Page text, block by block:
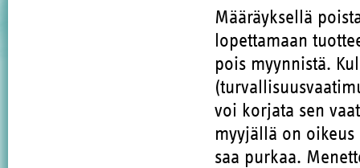
Määräyksellä
lopettamaan
pois myynnistä.
voi korjata sen
myyjällä on
saa purkaa.